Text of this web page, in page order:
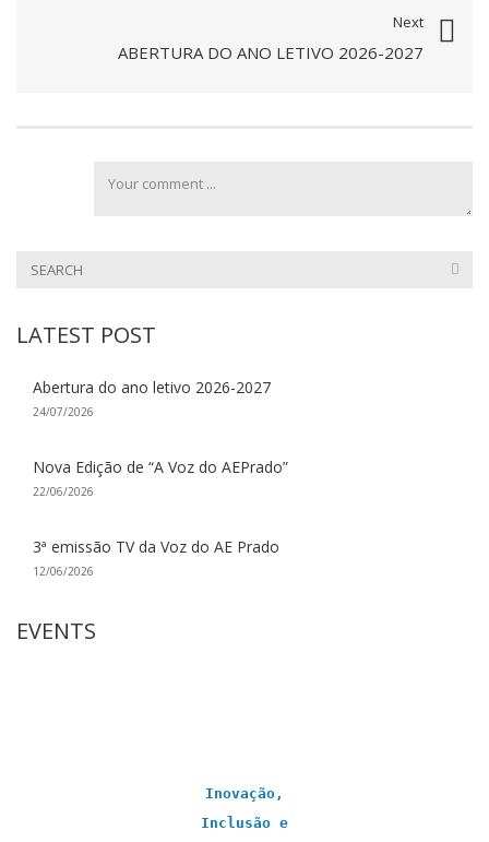
Next
ABERTURA DO ANO LETIVO 2026-2027
LATEST POST
Abertura do ano letivo 2026-2027
24/07/2026
Nova Edição de “A Voz do AEPrado”
22/06/2026
3ª emissão TV da Voz do AE Prado
12/06/2026
EVENTS
Inovação,
Inclusão e